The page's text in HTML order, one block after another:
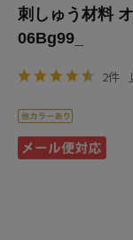
刺しゅう材料
06Bg99_
2件